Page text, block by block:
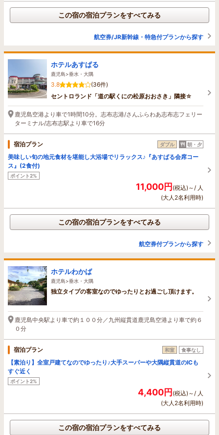
この宿の宿泊プランをすべてみる
航空券/JR新幹線・特急付プランから探す
ホテルあすぱる
鹿児島>垂水・大隅
3.8
(36件)
セントロランド「道の駅くにの松原おおさき」隣接☆
鹿児島空港より車で1時間10分。志布志港/さんふらわあ志布志フェリー
ターミナル/志布志駅より車で16分
宿泊プラン ダブル 朝・夕
美味しい旬の地元食材を堪能し大浴場でリラックス♪『あすぱる会席コー
ス』(2食付)
ポイント2%
11,000円(税込)～/ 人
(大人2名利用時)
この宿の宿泊プランをすべてみる
航空券付プランから探す
ホテルわかば
鹿児島>垂水・大隅
独立タイプの客室なのでゆったりとお過ごし頂けます。
鹿児島中央駅より車で約１００分／九州縦貫道鹿児島空港より車で約６
０分
宿泊プラン 和室 食事なし
【素泊り】全室戸建てなのでゆったり♪大手スーパーや大隅縦貫道のICも
すぐ近く
ポイント2%
4,400円(税込)～/ 人
(大人2名利用時)
この宿の宿泊プランをすべてみる